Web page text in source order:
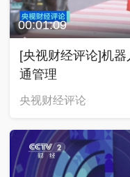
00:01:09
[央视财经评论]机器
通管理
央视财经评论